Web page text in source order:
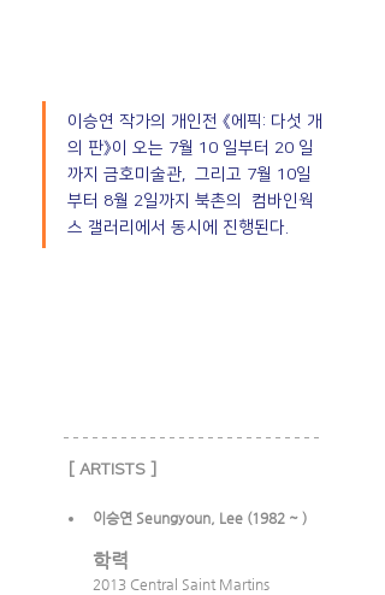
이승연 작가의 개인전 《에픽: 다섯 개
의 판》이 오는 7월 10 일부터 20 일
까지 금호미술관,  그리고 7월 10일
부터 8월 2일까지 북촌의  컴바인웍
스 갤러리에서 동시에 진행된다.
[ ARTISTS ]
이승연 Seungyoun, Lee (1982 ~ )
학력
2013 Central Saint Martins